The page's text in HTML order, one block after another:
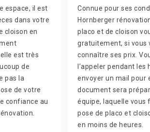
espace, il est
dans votre
cloison en
est très
de
pas la
de votre
confiance au
Connue pour ses
Hornberger
placo et de cloison
gratuitement, si vous
connaître ses prix.
l’appeler pendant les
envoyer un mail pour
document sera
équipe, laquelle vous
pose de placo et
en moins de heures.